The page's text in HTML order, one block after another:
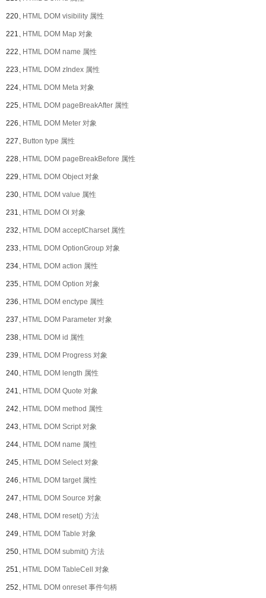
220、HTML DOM visibility 属性
221、HTML DOM Map 对象
222、HTML DOM name 属性
223、HTML DOM zIndex 属性
224、HTML DOM Meta 对象
225、HTML DOM pageBreakAfter 属性
226、HTML DOM Meter 对象
227、Button type 属性
228、HTML DOM pageBreakBefore 属性
229、HTML DOM Object 对象
230、HTML DOM value 属性
231、HTML DOM Ol 对象
232、HTML DOM acceptCharset 属性
233、HTML DOM OptionGroup 对象
234、HTML DOM action 属性
235、HTML DOM Option 对象
236、HTML DOM enctype 属性
237、HTML DOM Parameter 对象
238、HTML DOM id 属性
239、HTML DOM Progress 对象
240、HTML DOM length 属性
241、HTML DOM Quote 对象
242、HTML DOM method 属性
243、HTML DOM Script 对象
244、HTML DOM name 属性
245、HTML DOM Select 对象
246、HTML DOM target 属性
247、HTML DOM Source 对象
248、HTML DOM reset() 方法
249、HTML DOM Table 对象
250、HTML DOM submit() 方法
251、HTML DOM TableCell 对象
252、HTML DOM onreset 事件句柄